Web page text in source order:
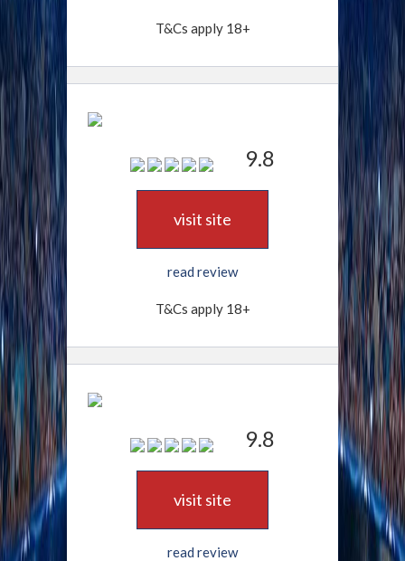
T&Cs apply 18+
9.8
visit site
read review
T&Cs apply 18+
9.8
visit site
read review